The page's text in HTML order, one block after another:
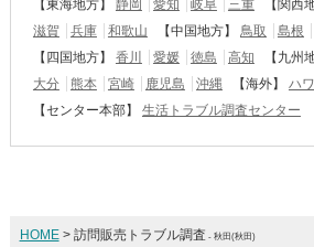
【東海地方】
静岡 愛知 岐阜 三重 【関西
滋賀
兵庫 和歌山 【中国地方】 鳥取 島根
【四国地方】
香川 愛媛 徳島 高知 【九州
大分
熊本 宮崎 鹿児島 沖縄 【海外】 ハ
【センター本部】
生活トラブル調査センター
HOME> 訪問販売トラブル調査 - 秋田(秋田)